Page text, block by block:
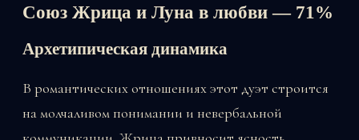
Союз Жрица и Луна в любви — 71%
Архетипическая динамика
В романтических отношениях этот дуэт строится
на молчаливом понимании и невербальной